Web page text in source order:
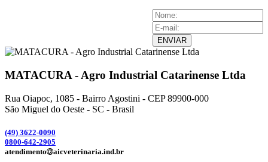
ENVIAR
MATACURA - Agro Industrial Catarinense Ltda
Rua Oiapoc, 1085 - Bairro Agostini - CEP 89900-000
São Miguel do Oeste - SC - Brasil
(49) 3622-0090
0800-642-2905
atendimento
aicveterinaria.ind.br